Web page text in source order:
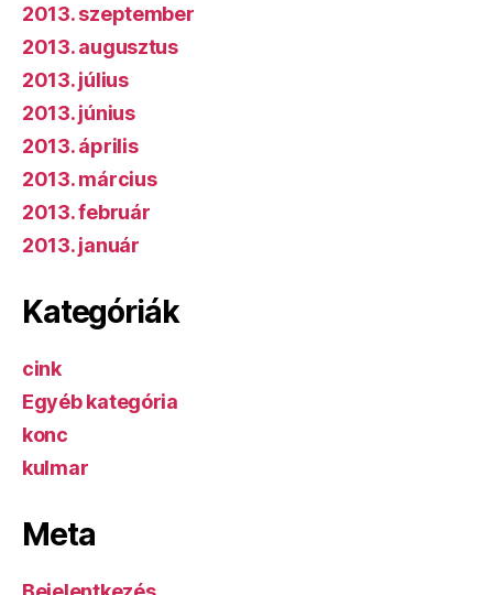
2013. szeptember
2013. augusztus
2013. július
2013. június
2013. április
2013. március
2013. február
2013. január
Kategóriák
cink
Egyéb kategória
konc
kulmar
Meta